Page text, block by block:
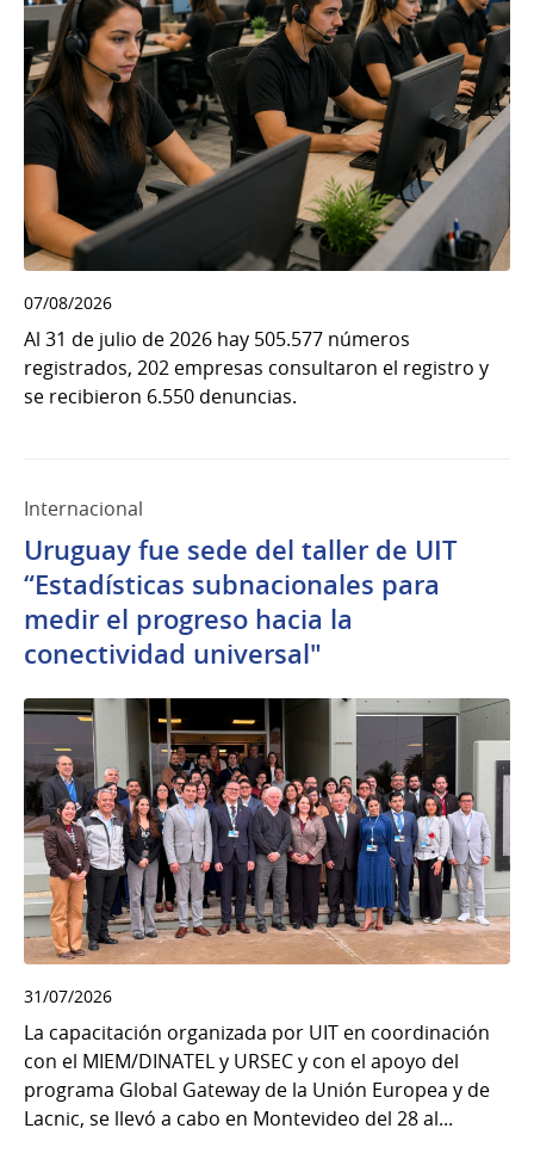
07/08/2026
Al 31 de julio de 2026 hay 505.577 números
registrados, 202 empresas consultaron el registro y
se recibieron 6.550 denuncias.
Internacional
Uruguay fue sede del taller de UIT
“Estadísticas subnacionales para
medir el progreso hacia la
conectividad universal"
31/07/2026
La capacitación organizada por UIT en coordinación
con el MIEM/DINATEL y URSEC y con el apoyo del
programa Global Gateway de la Unión Europea y de
Lacnic, se llevó a cabo en Montevideo del 28 al...